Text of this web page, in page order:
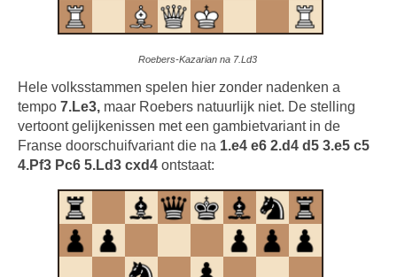
Roebers-Kazarian na 7.Ld3
Hele volksstammen spelen hier zonder nadenken a
tempo 7.Le3, maar Roebers natuurlijk niet. De stelling
vertoont gelijkenissen met een gambietvariant in de
Franse doorschuifvariant die na 1.e4 e6 2.d4 d5 3.e5 c5
4.Pf3 Pc6 5.Ld3 cxd4 ontstaat: